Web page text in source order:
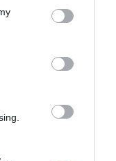
You may click to
party tags to
in below Google
ερεθισμού, υγρών ή
της
αιτία
ηλικία. Έχει